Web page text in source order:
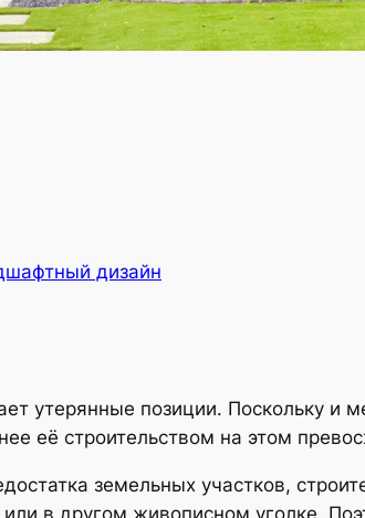
дизайн
утерянные позиции. Поскольку и
её строительством на этом
земельных участков,
в другом живописном уголке.